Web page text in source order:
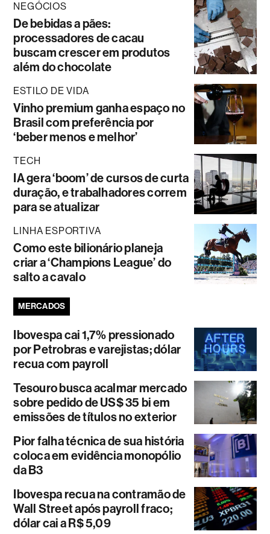
NEGÓCIOS
De bebidas a pães:
processadores de cacau
buscam crescer em produtos
além do chocolate
ESTILO DE VIDA
Vinho premium ganha espaço no
Brasil com preferência por
‘beber menos e melhor’
TECH
IA gera ‘boom’ de cursos de curta
duração, e trabalhadores correm
para se atualizar
LINHA ESPORTIVA
Como este bilionário planeja
criar a ‘Champions League’ do
salto a cavalo
MERCADOS
Ibovespa cai 1,7% pressionado
por Petrobras e varejistas; dólar
recua com payroll
Tesouro busca acalmar mercado
sobre pedido de US$ 35 bi em
emissões de títulos no exterior
Pior falha técnica de sua história
coloca em evidência monopólio
da B3
Ibovespa recua na contramão de
Wall Street após payroll fraco;
dólar cai a R$ 5,09